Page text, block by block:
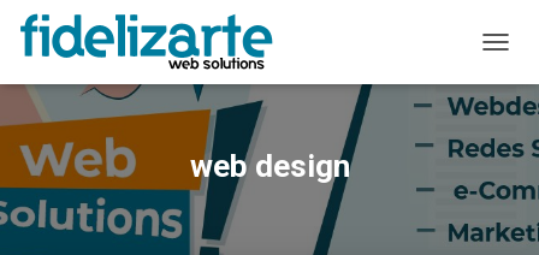
A
web design